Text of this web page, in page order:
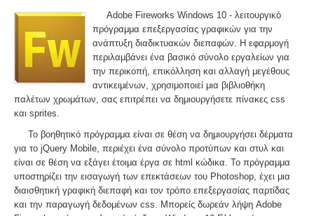
Adobe Fireworks Windows 10 - λειτουργικό
πρόγραμμα επεξεργασίας γραφικών για την
ανάπτυξη διαδικτυακών διεπαφών. Η εφαρμογή
περιλαμβάνει ένα βασικό σύνολο εργαλείων για
την περικοπή, επικόλληση και αλλαγή μεγέθους
αντικειμένων, χρησιμοποιεί μια βιβλιοθήκη
παλέτων χρωμάτων, σας επιτρέπει να δημιουργήσετε πίνακες css
και sprites.
Το βοηθητικό πρόγραμμα είναι σε θέση να δημιουργήσει δέρματα
για το jQuery Mobile, περιέχει ένα σύνολο προτύπων και στυλ και
είναι σε θέση να εξάγει έτοιμα έργα σε html κώδικα. Το πρόγραμμα
υποστηρίζει την εισαγωγή των επεκτάσεων του Photoshop, έχει μια
διαισθητική γραφική διεπαφή και τον τρόπο επεξεργασίας παρτίδας
και την παραγωγή δεδομένων css. Μπορείς δωρεάν λήψη Adobe